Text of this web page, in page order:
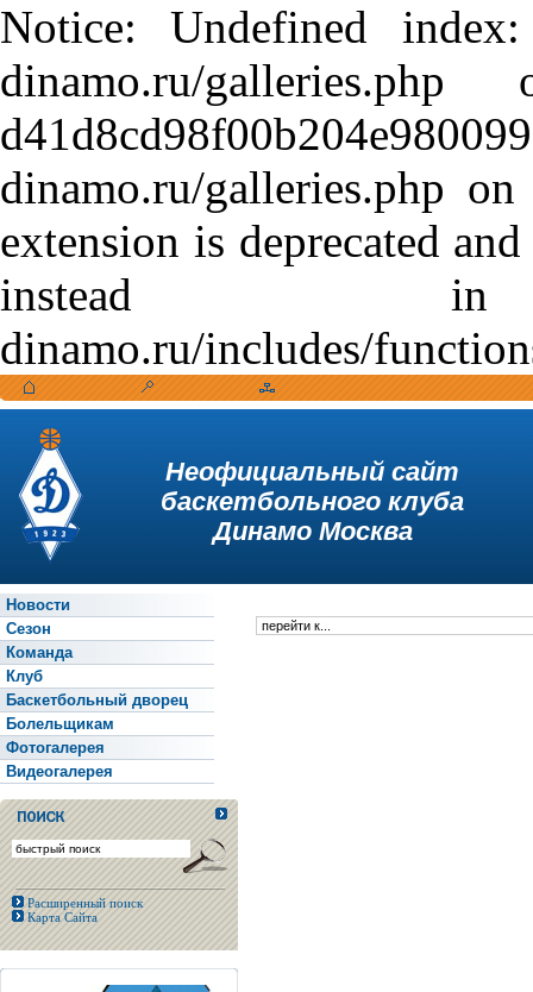
Notice: Undefined
dinamo.ru/
dinamo.ru/galleries.php
extension is deprecated
instead in /var/
dinamo.ru/includes/
Неофициальный сайт
баскетбольного клуба
Динамо Москва
Новости
Сезон
Команда
Клуб
Баскетбольный дворец
Болельщикам
Фотогалерея
Видеогалерея
Расширенный поиск
Карта Сайта